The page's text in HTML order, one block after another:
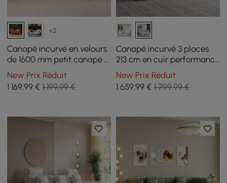
+2
Canapé incurvé en velours
de 1600 mm petit canapé 3
places avec rembourrage
arrière incurvé en orange
New Prix Réduit
1 169,99 € 1 199,99 €
Canapé incurvé 3 places
213 cm en cuir performance
avec coussins
New Prix Réduit
1 659,99€ 1 799,99 €